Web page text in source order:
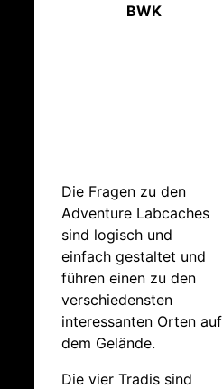
BWK
Die Fragen zu den
Adventure Labcaches
sind logisch und
einfach gestaltet und
führen einen zu den
verschiedensten
interessanten Orten auf
dem Gelände.
Die vier Tradis sind